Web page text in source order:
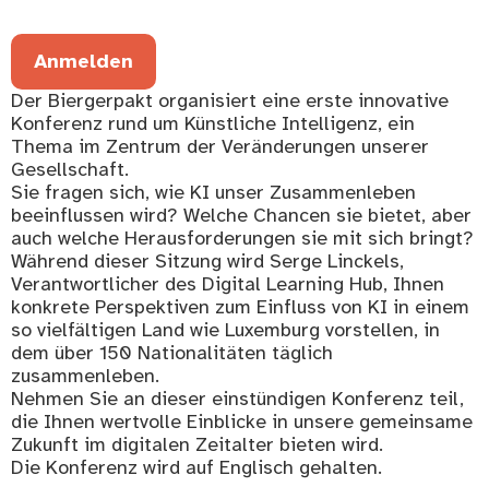
Anmelden
Der Biergerpakt organisiert eine erste innovative
Konferenz rund um Künstliche Intelligenz, ein
Thema im Zentrum der Veränderungen unserer
Gesellschaft.
Sie fragen sich, wie KI unser Zusammenleben
beeinflussen wird? Welche Chancen sie bietet, aber
auch welche Herausforderungen sie mit sich bringt?
Während dieser Sitzung wird Serge Linckels,
Verantwortlicher des Digital Learning Hub, Ihnen
konkrete Perspektiven zum Einfluss von KI in einem
so vielfältigen Land wie Luxemburg vorstellen, in
dem über 150 Nationalitäten täglich
zusammenleben.
Nehmen Sie an dieser einstündigen Konferenz teil,
die Ihnen wertvolle Einblicke in unsere gemeinsame
Zukunft im digitalen Zeitalter bieten wird.
Die Konferenz wird auf Englisch gehalten.